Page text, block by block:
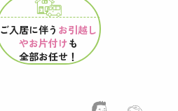
ご入居に伴う お引越し
やお片付けも
全部お任せ！